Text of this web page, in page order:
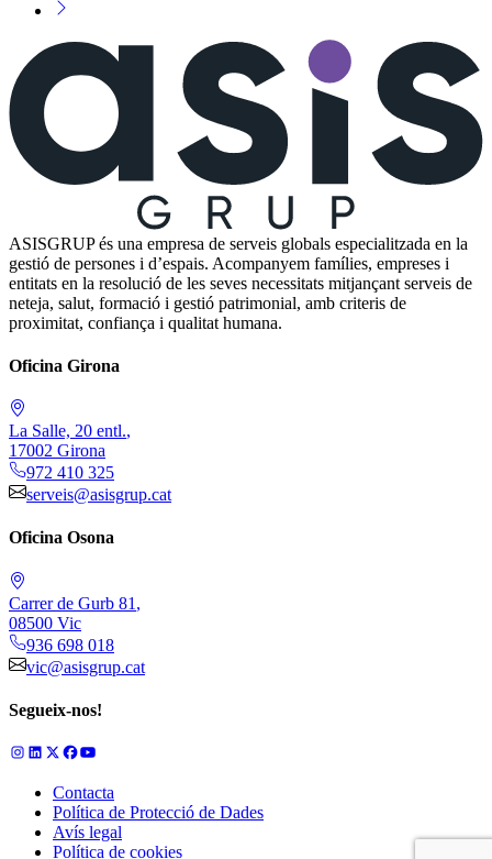
ASISGRUP és una empresa de serveis globals especialitzada en la
gestió de persones i d’espais. Acompanyem famílies, empreses i
entitats en la resolució de les seves necessitats mitjançant serveis de
neteja, salut, formació i gestió patrimonial, amb criteris de
proximitat, confiança i qualitat humana.
Oficina Girona
La Salle, 20 entl.,
17002 Girona
972 410 325
serveis@asisgrup.cat
Oficina Osona
Carrer de Gurb 81 ,
08500 Vic
936 698 018
vic@asisgrup.cat
Segueix-nos!
Contacta
Política de Protecció de Dades
Avís legal
Política de cookies